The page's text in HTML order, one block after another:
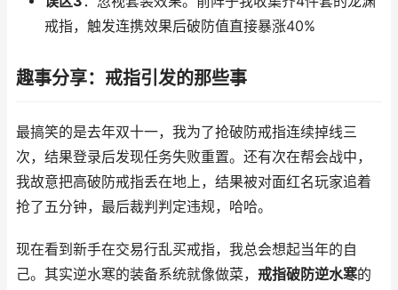
戒指，触发连携效果后破防值直接暴涨40%
趣事分享：戒指引发的那些事
最搞笑的是去年双十一，我为了抢破防戒指连续掉线三
次，结果登录后发现任务失败重置。还有次在帮会战中，
我故意把高破防戒指丢在地上，结果被对面红名玩家追着
抢了五分钟，最后裁判判定违规，哈哈。
现在看到新手在交易行乱买戒指，我总会想起当年的自
己。其实逆水寒的装备系统就像做菜， 戒指破防逆水寒的